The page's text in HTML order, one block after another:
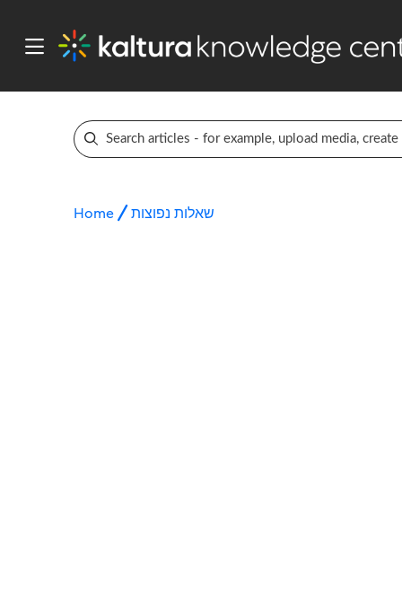
Home שאלות נפוצות